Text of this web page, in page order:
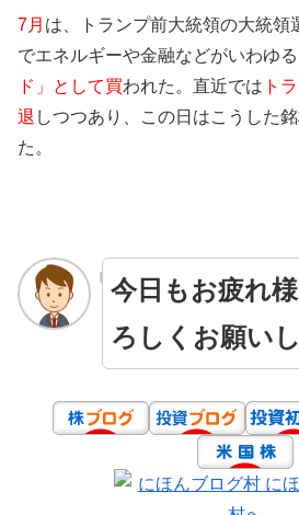
7月 は、トランプ前大統領の大統領
でエネルギーや金融などがいわゆる
ド」として買われた。直近では ト
退 しつつあり、この日はこうした
た。
今日もお疲れ
ろしくお願い